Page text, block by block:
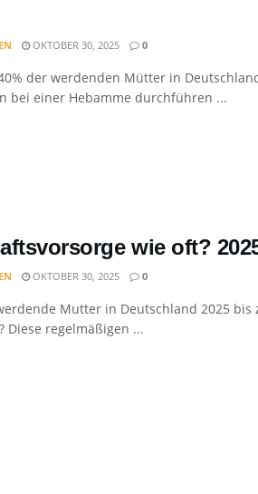
OKTOBER 30, 2025 0
der werdenden Mütter in
bei einer Hebamme durchführen ...
wie oft?
OKTOBER 30, 2025 0
Mutter in Deutschland 2025
Diese regelmäßigen ...